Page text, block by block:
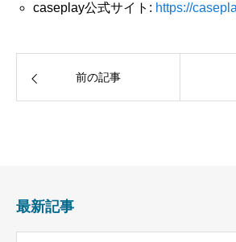
caseplay公式サイト: https://
前の記事
最新記事